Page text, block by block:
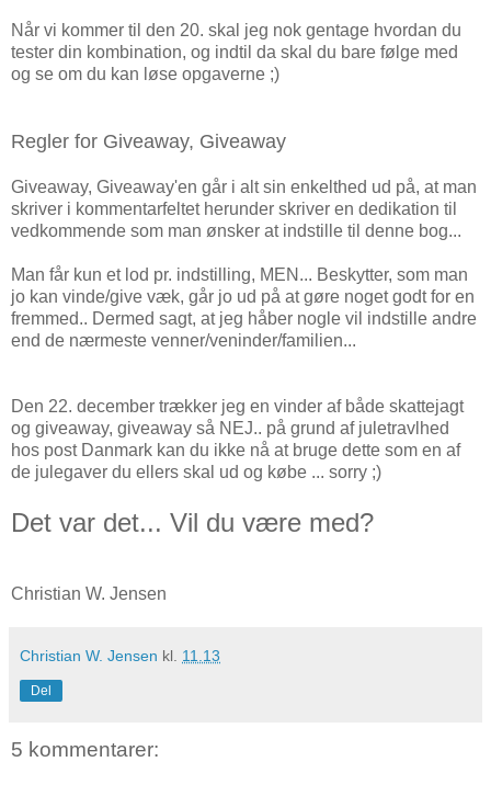
Når vi kommer til den 20. skal jeg nok gentage hvordan du
tester din kombination, og indtil da skal du bare følge med
og se om du kan løse opgaverne ;)
Regler for Giveaway, Giveaway
Giveaway, Giveaway'en går i alt sin enkelthed ud på, at man
skriver i kommentarfeltet herunder skriver en dedikation til
vedkommende som man ønsker at indstille til denne bog...
Man får kun et lod pr. indstilling, MEN... Beskytter, som man
jo kan vinde/give væk, går jo ud på at gøre noget godt for en
fremmed.. Dermed sagt, at jeg håber nogle vil indstille andre
end de nærmeste venner/veninder/familien...
Den 22. december trækker jeg en vinder af både skattejagt
og giveaway, giveaway så NEJ.. på grund af juletravlhed
hos post Danmark kan du ikke nå at bruge dette som en af
de julegaver du ellers skal ud og købe ... sorry ;)
Det var det... Vil du være med?
Christian W. Jensen
Christian W. Jensen kl. 11.13
Del
5 kommentarer: